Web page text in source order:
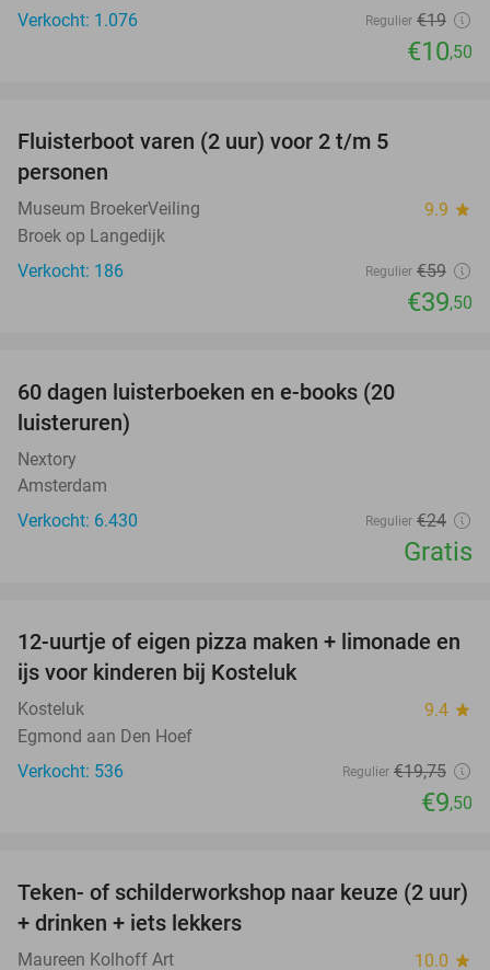
Verkocht: 1.076
Regulier €19
€10,50
Fluisterboot varen (2 uur) voor 2 t/m 5
personen
Museum BroekerVeiling 9.9 star
Broek op Langedijk
Verkocht: 186
Regulier €59
€39,50
60 dagen luisterboeken en e-books (20
luisteruren)
Nextory
Amsterdam
Verkocht: 6.430
Regulier €24
Gratis
52%
12-uurtje of eigen pizza maken + limonade en
ijs voor kinderen bij Kosteluk
Kosteluk 9.4 star
Egmond aan Den Hoef
Verkocht: 536
Regulier €19,75
€9,50
56%
Teken- of schilderworkshop naar keuze (2 uur)
+ drinken + iets lekkers
Maureen Kolhoff Art 10.0 star